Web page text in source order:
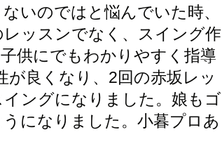
いのではと悩んでいた時、
ッスンでなく、スイング作
供にでもわかりやすく指導
が良くなり、2回の赤坂レッ
ングになりました。娘もゴ
になりました。小暮プロあ